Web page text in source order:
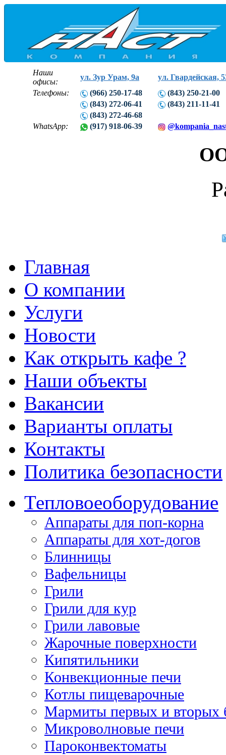
Наши
офисы:
ул. Зур Урам, 9а
ул. Гвардейская,
Телефоны:
(966) 250-17-48
(843) 250-21-00
(843) 272-06-41
(843) 211-11-41
(843) 272-46-68
WhatsApp:
(917) 918-06-39
Главная
О компании
Услуги
Новости
Как открыть кафе ?
Наши объекты
Вакансии
Варианты оплаты
Контакты
Политика безопасности
Тепловоеоборудование
Аппараты для поп-корна
Аппараты для хот-догов
Блинницы
Вафельницы
Грили
Грили для кур
Грили лавовые
Жарочные поверхности
Кипятильники
Конвекционные печи
Котлы пищеварочные
Мармиты первых и вторых
Микроволновые печи
Пароконвектоматы